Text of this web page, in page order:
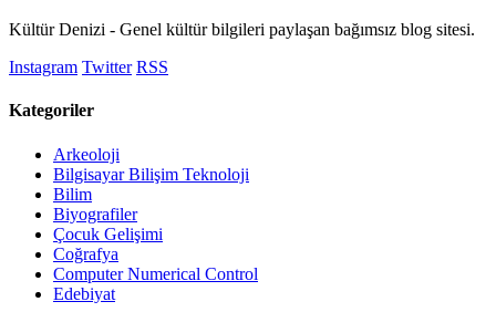
Kültür Denizi - Genel kültür bilgileri paylaşan bağımsız blog sitesi.
Instagram Twitter RSS
Kategoriler
Arkeoloji
Bilgisayar Bilişim Teknoloji
Bilim
Biyografiler
Çocuk Gelişimi
Coğrafya
Computer Numerical Control
Edebiyat